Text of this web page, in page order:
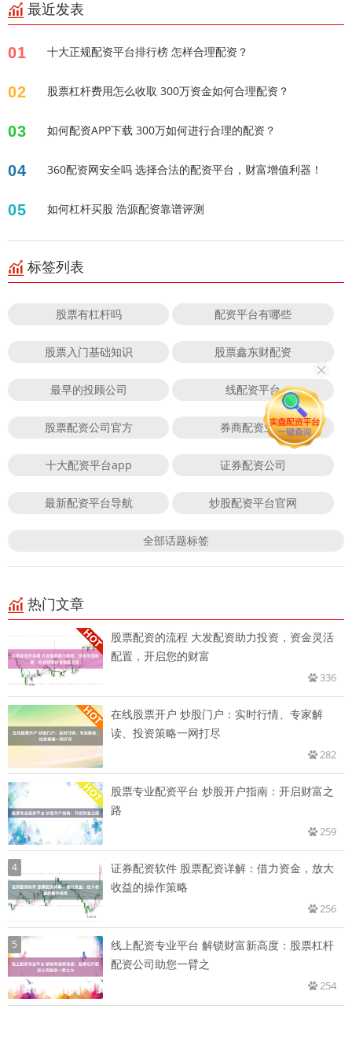
最近发表
01 十大正规配资平台排行榜 怎样合理配资？
02 股票杠杆费用怎么收取 300万资金如何合理配资？
03 如何配资APP下载 300万如何进行合理的配资？
04 360配资网安全吗 选择合法的配资平台，财富增值利器！
05 如何杠杆买股 浩源配资靠谱评测
标签列表
股票有杠杆吗 配资平台有哪些
股票入门基础知识 股票鑫东财配资
最早的投顾公司 线配资平台
股票配资公司官方 券商配资业务
十大配资平台app 证券配资公司
最新配资平台导航 炒股配资平台官网
全部话题标签
热门文章
股票配资的流程 大发配资助力投资，资金灵活
配置，开启您的财富
336
在线股票开户 炒股门户：实时行情、专家解
读、投资策略一网打尽
282
股票专业配资平台 炒股开户指南：开启财富之
路
259
4
证券配资软件 股票配资详解：借力资金，放大
收益的操作策略
256
5
线上配资专业平台 解锁财富新高度：股票杠杆
配资公司助您一臂之
254